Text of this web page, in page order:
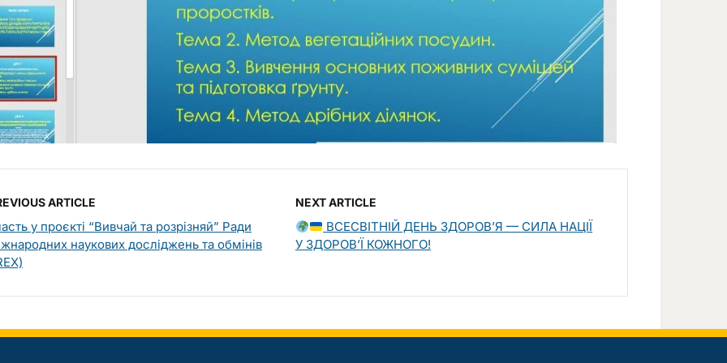
ARTICLE
у проєкті “Вивчай та розрізняй” Ради
наукових досліджень та обмінів
NEXT ARTICLE
ВСЕСВІТНІЙ ДЕНЬ ЗДОРОВ’Я — СИЛА НАЦІЇ
У ЗДОРОВ’Ї КОЖНОГО!